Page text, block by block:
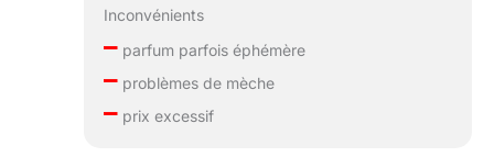
Inconvénients
–parfum parfois éphémère
–problèmes de mèche
–prix excessif